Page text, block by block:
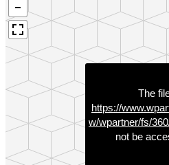
The
https://
w/wpartner/fs/
not be